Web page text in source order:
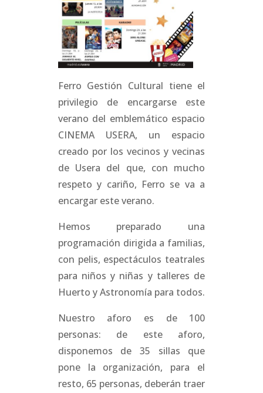
Ferro Gestión Cultural tiene el
privilegio de encargarse este
verano del emblemático espacio
CINEMA USERA, un espacio
creado por los vecinos y vecinas
de Usera del que, con mucho
respeto y cariño, Ferro se va a
encargar este verano.
Hemos preparado una
programación dirigida a familias,
con pelis, espectáculos teatrales
para niños y niñas y talleres de
Huerto y Astronomía para todos.
Nuestro aforo es de 100
personas: de este aforo,
disponemos de 35 sillas que
pone la organización, para el
resto, 65 personas, deberán traer